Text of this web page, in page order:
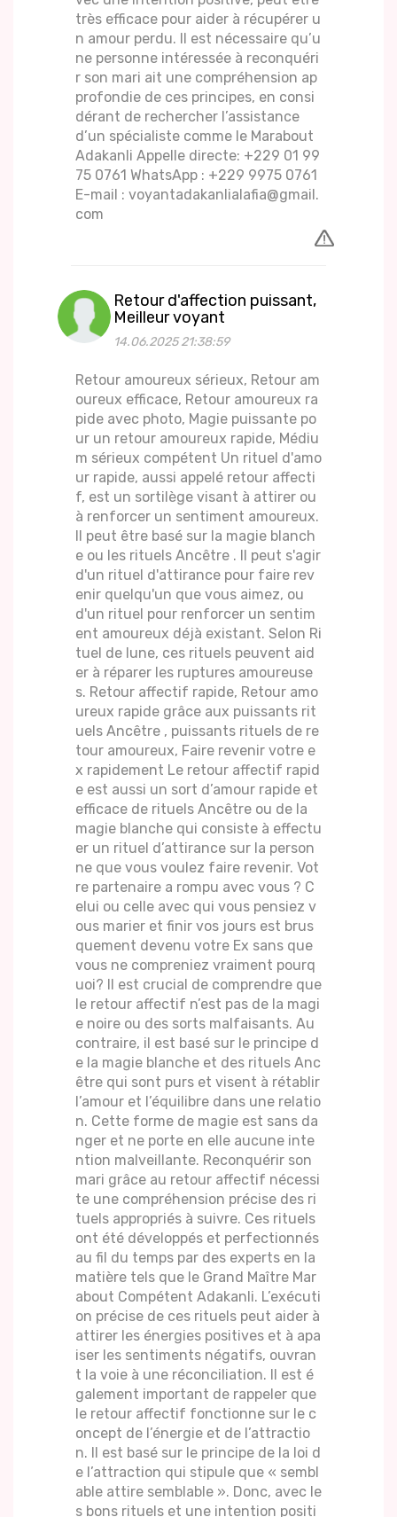
très efficace pour aider à récupérer u
n amour perdu. Il est nécessaire qu’u
ne personne intéressée à reconquéri
r son mari ait une compréhension ap
profondie de ces principes, en consi
dérant de rechercher l’assistance
d’un spécialiste comme le Marabout
Adakanli Appelle directe: +229 01 99
75 0761 WhatsApp : +229 9975 0761
E-mail : voyantadakanlialafia@gmail.
com
Retour d'affection puissant,
Meilleur voyant
14.06.2025 21:38:59
Retour amoureux sérieux, Retour am
oureux efficace, Retour amoureux ra
pide avec photo, Magie puissante po
ur un retour amoureux rapide, Médiu
m sérieux compétent Un rituel d'amo
ur rapide, aussi appelé retour affecti
f, est un sortilège visant à attirer ou
à renforcer un sentiment amoureux.
Il peut être basé sur la magie blanch
e ou les rituels Ancêtre . Il peut s'agir
d'un rituel d'attirance pour faire rev
enir quelqu'un que vous aimez, ou
d'un rituel pour renforcer un sentim
ent amoureux déjà existant. Selon Ri
tuel de lune, ces rituels peuvent aid
er à réparer les ruptures amoureuse
s. Retour affectif rapide, Retour amo
ureux rapide grâce aux puissants rit
uels Ancêtre , puissants rituels de re
tour amoureux, Faire revenir votre e
x rapidement Le retour affectif rapid
e est aussi un sort d’amour rapide et
efficace de rituels Ancêtre ou de la
magie blanche qui consiste à effectu
er un rituel d’attirance sur la person
ne que vous voulez faire revenir. Vot
re partenaire a rompu avec vous ? C
elui ou celle avec qui vous pensiez v
ous marier et finir vos jours est brus
quement devenu votre Ex sans que
vous ne compreniez vraiment pourq
uoi? Il est crucial de comprendre que
le retour affectif n’est pas de la magi
e noire ou des sorts malfaisants. Au
contraire, il est basé sur le principe d
e la magie blanche et des rituels Anc
être qui sont purs et visent à rétablir
l’amour et l’équilibre dans une relatio
n. Cette forme de magie est sans da
nger et ne porte en elle aucune inte
ntion malveillante. Reconquérir son
mari grâce au retour affectif nécessi
te une compréhension précise des ri
tuels appropriés à suivre. Ces rituels
ont été développés et perfectionnés
au fil du temps par des experts en la
matière tels que le Grand Maître Mar
about Compétent Adakanli. L’exécuti
on précise de ces rituels peut aider à
attirer les énergies positives et à apa
iser les sentiments négatifs, ouvran
t la voie à une réconciliation. Il est é
galement important de rappeler que
le retour affectif fonctionne sur le c
oncept de l’énergie et de l’attractio
n. Il est basé sur le principe de la loi d
e l’attraction qui stipule que « sembl
able attire semblable ». Donc, avec le
s bons rituels et une intention positi